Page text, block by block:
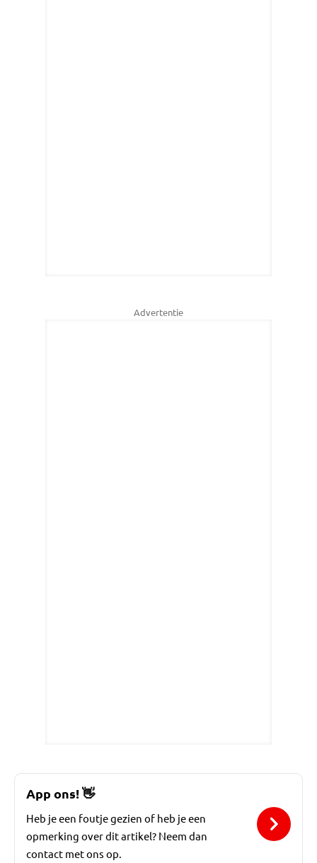
Advertentie
App ons!👋
Heb je een foutje gezien of heb je een
opmerking over dit artikel? Neem dan
contact met ons op.